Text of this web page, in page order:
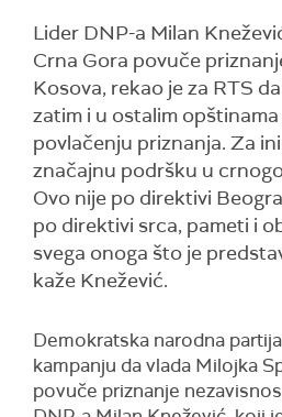
Lider DNP-a Milan
Crna Gora povuče
Kosova, rekao je za RTS
zatim i u ostalim
povlačenju priznanja. Za
značajnu podršku u
Ovo nije po direktivi
po direktivi srca, pameti i
svega onoga što je
kaže Knežević.
Demokratska narodna
kampanju da vlada Milojka
povuče priznanje